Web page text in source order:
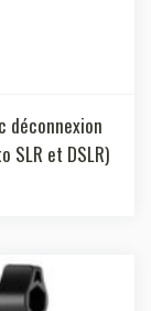
déconnexion
SLR et DSLR)